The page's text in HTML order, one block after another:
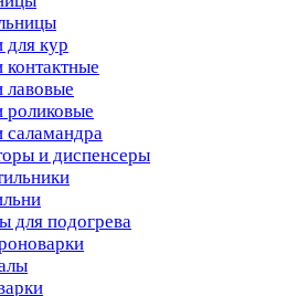
для кур
контактные
лавовые
роликовые
саламандра
и диспенсеры
для подогрева